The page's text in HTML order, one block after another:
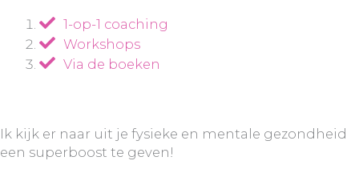
1-op-1 coaching
Workshops
Via de boeken
Ik kijk er naar uit je fysieke en mentale gezondheid
een superboost te geven!